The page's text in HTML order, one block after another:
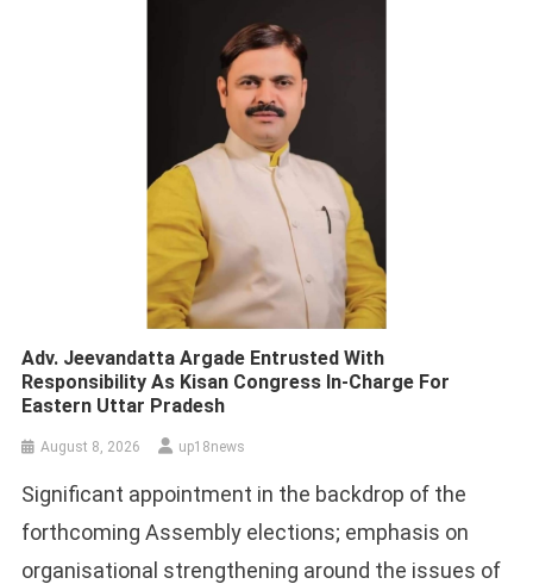
Adv. Jeevandatta Argade Entrusted With
Responsibility As Kisan Congress In-Charge For
Eastern Uttar Pradesh
August 8, 2026 up18news
Significant appointment in the backdrop of the
forthcoming Assembly elections; emphasis on
organisational strengthening around the issues of